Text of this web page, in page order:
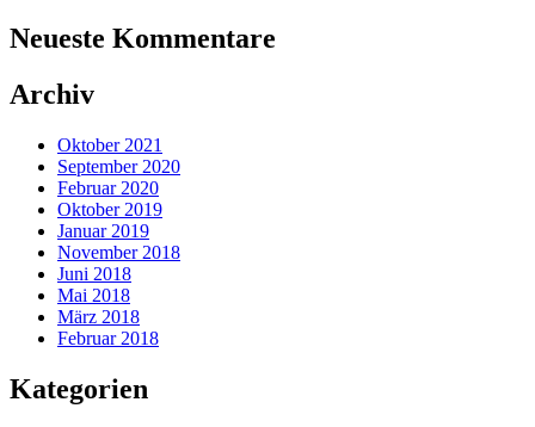
Neueste Kommentare
Archiv
Oktober 2021
September 2020
Februar 2020
Oktober 2019
Januar 2019
November 2018
Juni 2018
Mai 2018
März 2018
Februar 2018
Kategorien